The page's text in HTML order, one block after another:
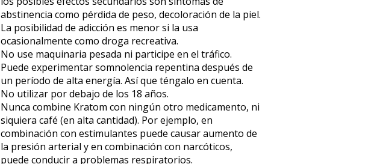
abstinencia como pérdida de peso, decoloración de la piel.
La posibilidad de adicción es menor si la usa
ocasionalmente como droga recreativa.
No use maquinaria pesada ni participe en el tráfico.
Puede experimentar somnolencia repentina después de
un período de alta energía. Así que téngalo en cuenta.
No utilizar por debajo de los 18 años.
Nunca combine Kratom con ningún otro medicamento, ni
siquiera café (en alta cantidad). Por ejemplo, en
combinación con estimulantes puede causar aumento de
la presión arterial y en combinación con narcóticos,
puede conducir a problemas respiratorios.